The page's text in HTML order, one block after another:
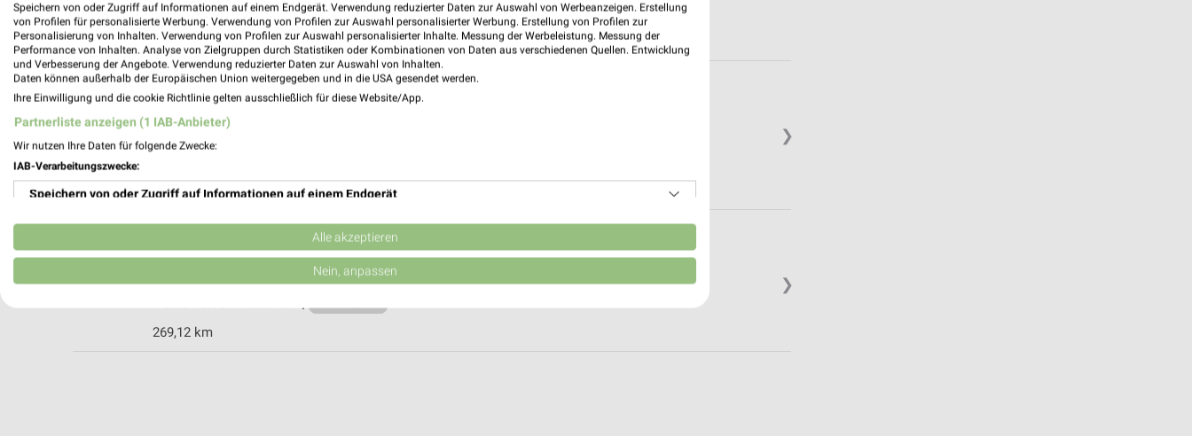
❯
JYSK Oelsnitz
Plauensche Straße 23a
08606 Oelsnitz
Heute 10:00 - 18:30 Uhr |
248,47 km • Angebote: 2 Prospekte
❯
An der Moschenmühle 34
269,12 km
Speichern von oder Zugriff auf Informationen auf einem Endgerät. Verwendung reduzierter Daten zur Auswahl von Werbeanzeigen. Erstellung
von Profilen für personalisierte Werbung. Verwendung von Profilen zur Auswahl personalisierter Werbung. Erstellung von Profilen zur
Personalisierung von Inhalten. Verwendung von Profilen zur Auswahl personalisierter Inhalte. Messung der Werbeleistung. Messung der
Performance von Inhalten. Analyse von Zielgruppen durch Statistiken oder Kombinationen von Daten aus verschiedenen Quellen. Entwicklung
und Verbesserung der Angebote. Verwendung reduzierter Daten zur Auswahl von Inhalten.
Daten können außerhalb der Europäischen Union weitergegeben und in die USA gesendet werden.
Ihre Einwilligung und die cookie Richtlinie gelten ausschließlich für diese Website/App.
Partnerliste anzeigen (1 IAB-Anbieter)
Wir nutzen Ihre Daten für folgende Zwecke:
IAB-Verarbeitungszwecke:
Speichern von oder Zugriff auf Informationen auf einem Endgerät
Verwendung reduzierter Daten zur Auswahl von Werbeanzeigen
Erstellung von Profilen für personalisierte Werbung
Erstellung von Profilen zur Personalisierung von Inhalten
Alle akzeptieren
Nein, anpassen